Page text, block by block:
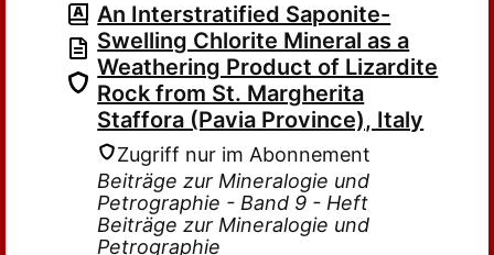
An Interstratified Saponite-
Swelling Chlorite Mineral as a
Weathering Product of Lizardite
Rock from St. Margherita
Staffora (Pavia Province), Italy
Zugriff nur im Abonnement
Beiträge zur Mineralogie und
Petrographie - Band 9 - Heft
Beiträge zur Mineralogie und
Petrographie